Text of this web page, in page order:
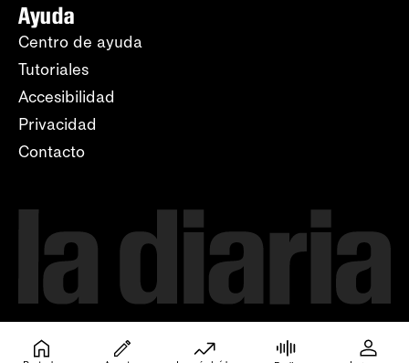
Ayuda
Centro de ayuda
Tutoriales
Accesibilidad
Privacidad
Contacto